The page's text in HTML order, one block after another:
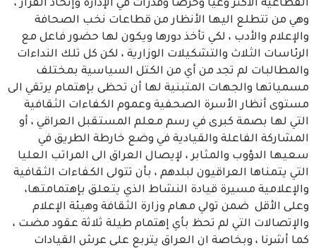
القطاعية الأكثر وعيا وحرصا وقدرات في الإدارة وإتخاذ القرار ،
وهي من تتطلع اليها الأنظار من قطاعات نخب الصحافة
والإعلام والأدب ، لكي تأخذ دورها ويكون لها حضور فاعل مع
الرئاسات الثلاث والتشكيلات الوزارية ، لكن كل تلك النداءات
والمطالبات لم تجد من أي من الكتل السياسية بمختلف
مسمياتها والجهات المتبنية لها أن تحظى بإهتمام يرتقي الى
مستوى أنظار الأسرة الصحفية وعموم الكفاءات الثقافية
التي لها بصمة كبرى في رسم معلم المستقبل العراقي ، أو
المشاركة الفاعلة والقيادية في وضع خارطة الطريق في
سعيها الدؤوب والمثابر ، لإيصال العراق الى المراتب العليا
التي يتمناها العراقيون لبلدهم ، بأن تتولى الكفاءات الثقافية
والإعلامية مسيرة قيادة النشاط الذي يتعلق بإهتمامتها،
وعلى الأقل ضمن تولي مهام وزارة الثقافة وهيئة الإعلام
والإتصالات التي لم تحظ بأي إهتمام طيلة ثلاثة عقود مضت ،
كما أشرنا ، وبخاصة ان العراق يتربع على عرش القيادات